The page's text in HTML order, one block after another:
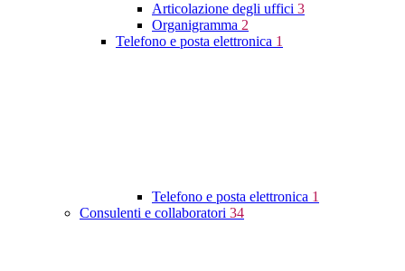
Articolazione degli uffici 3
Organigramma 2
Telefono e posta elettronica 1
Telefono e posta elettronica 1
Consulenti e collaboratori 34